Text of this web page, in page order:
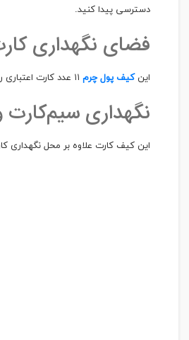
دسترسی پیدا کنید.
فضای نگهداری کارت
اینکیف پول چرم
نگهداری
این کیف کارت علاوه بر محل نگهداری